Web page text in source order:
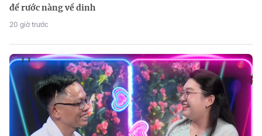
để rước nàng về dinh
20 giờ trước